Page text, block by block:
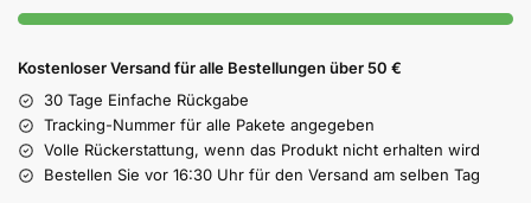
Kostenloser Versand für alle Bestellungen über 50 €
30 Tage Einfache Rückgabe
Tracking-Nummer für alle Pakete angegeben
Volle Rückerstattung, wenn das Produkt nicht erhalten wird
Bestellen Sie vor 16:30 Uhr für den Versand am selben Tag